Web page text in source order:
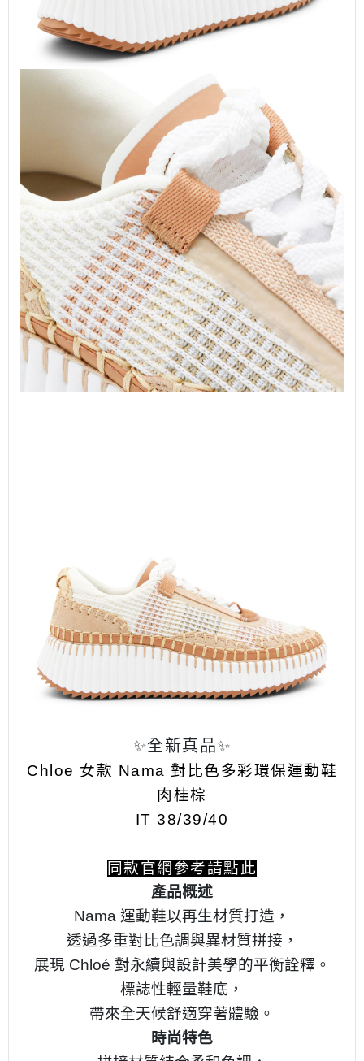
✨全新真品✨
Chloe 女款 Nama 對比色多彩環保運動鞋
肉桂棕
IT 38/39/40
同款官網參考請點此
產品概述
Nama 運動鞋以再生材質打造，
透過多重對比色調與異材質拼接，
展現 Chloé 對永續與設計美學的平衡詮釋。
標誌性輕量鞋底，
帶來全天候舒適穿著體驗。
時尚特色